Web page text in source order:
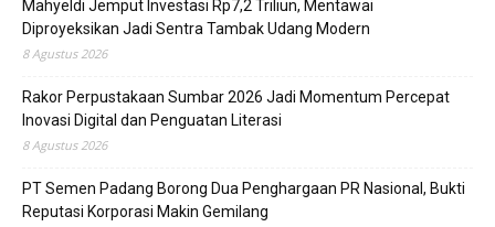
Mahyeldi Jemput Investasi Rp7,2 Triliun, Mentawai
Diproyeksikan Jadi Sentra Tambak Udang Modern
8 Agustus 2026
Rakor Perpustakaan Sumbar 2026 Jadi Momentum Percepat
Inovasi Digital dan Penguatan Literasi
8 Agustus 2026
PT Semen Padang Borong Dua Penghargaan PR Nasional, Bukti
Reputasi Korporasi Makin Gemilang